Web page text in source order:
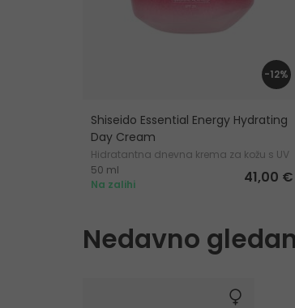
-12%
Shiseido Essential Energy Hydrating
Day Cream
Hidratantna dnevna krema za kožu s UV
zaštitom
50 ml
Na zalihi
41,00 €
Nedavno